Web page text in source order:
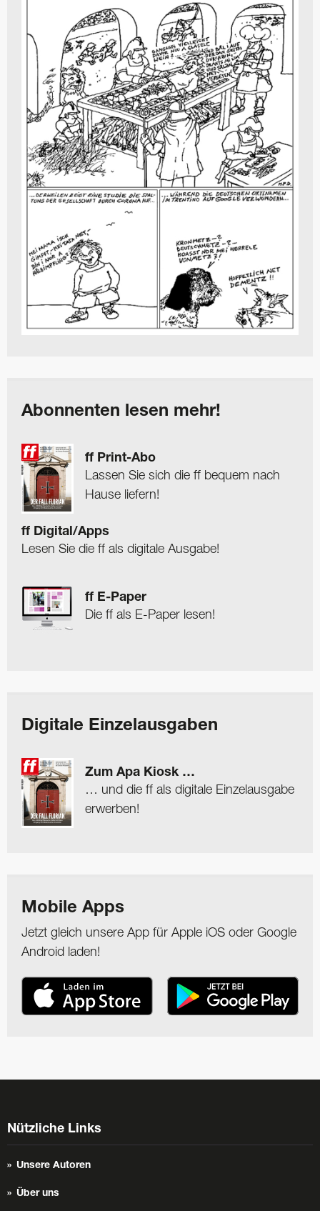
Abonnenten lesen mehr!
ff Print-Abo
Lassen Sie sich die ff bequem nach
Hause liefern!
ff Digital/Apps
Lesen Sie die ff als digitale Ausgabe!
ff E-Paper
Die ff als E-Paper lesen!
Digitale Einzelausgaben
Zum Apa Kiosk …
… und die ff als digitale Einzelausgabe
erwerben!
Mobile Apps
Jetzt gleich unsere App für Apple iOS oder Google
Android laden!
Nützliche Links
Unsere Autoren
Über uns